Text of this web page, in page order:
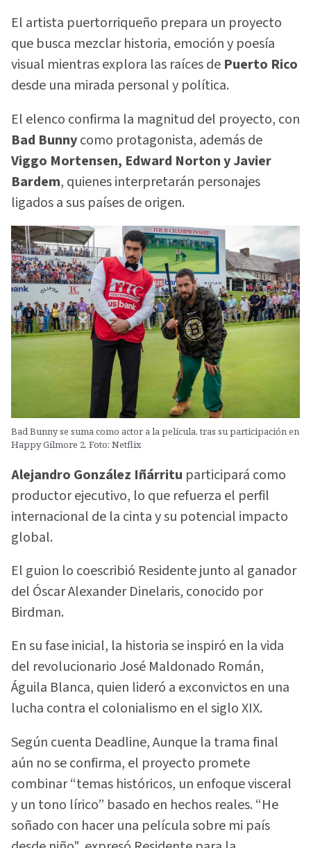
El artista puertorriqueño prepara un proyecto
que busca mezclar historia, emoción y poesía
visual mientras explora las raíces de Puerto Rico
desde una mirada personal y política.
El elenco confirma la magnitud del proyecto, con
Bad Bunnycomo protagonista, además de
Viggo Mortensen, Edward Norton y Javier
Bardem, quienes interpretarán personajes
ligados a sus países de origen.
Bad Bunny se suma como actor a la película, tras su participación en
Happy Gilmore 2. Foto: Netflix
Alejandro González Iñárritu participará como
productor ejecutivo, lo que refuerza el perfil
internacional de la cinta y su potencial impacto
global.
El guion lo coescribió Residente junto al ganador
del Óscar Alexander Dinelaris, conocido por
Birdman.
En su fase inicial, la historia se inspiró en la vida
del revolucionario José Maldonado Román,
Águila Blanca, quien lideró a exconvictos en una
lucha contra el colonialismo en el siglo XIX.
Según cuenta Deadline, Aunque la trama final
aún no se confirma, el proyecto promete
combinar “temas históricos, un enfoque visceral
y un tono lírico” basado en hechos reales. “He
soñado con hacer una película sobre mi país